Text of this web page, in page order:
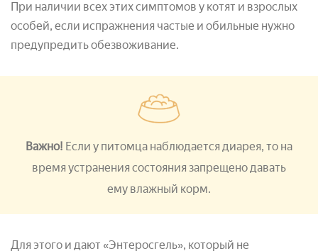
При наличии всех этих симптомов у котят и взрослых
особей, если испражнения частые и обильные нужно
предупредить обезвоживание.
Важно! Если у питомца наблюдается диарея, то на
время устранения состояния запрещено давать
ему влажный корм.
Для этого и дают «Энтеросгель», который не